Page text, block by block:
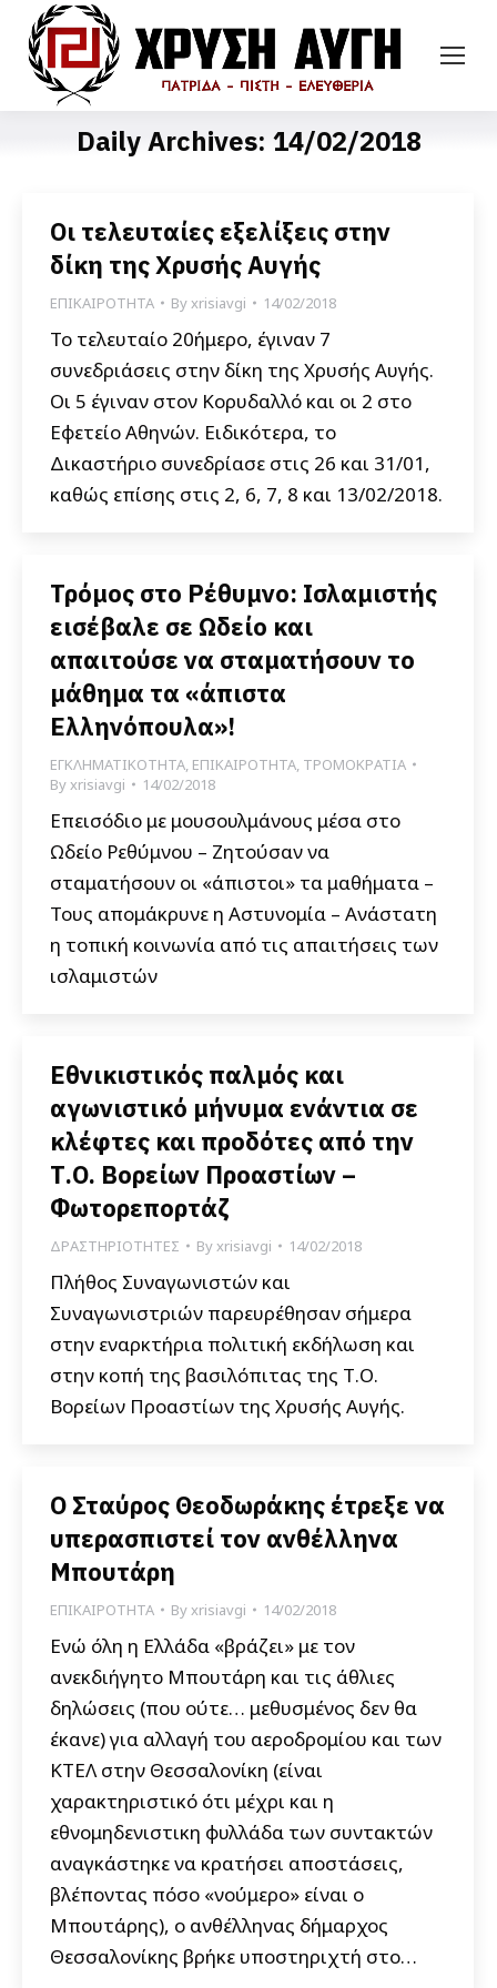
Daily Archives: 14/02/2018
Οι τελευταίες εξελίξεις στην
δίκη της Χρυσής Αυγής
ΕΠΙΚΑΙΡΟΤΗΤΑ Byxrisiavgi 14/02/2018
Το τελευταίο 20ήμερο, έγιναν 7
συνεδριάσεις στην δίκη της Χρυσής Αυγής.
Οι 5 έγιναν στον Κορυδαλλό και οι 2 στο
Εφετείο Αθηνών. Ειδικότερα, το
Δικαστήριο συνεδρίασε στις 26 και 31/01,
καθώς επίσης στις 2, 6, 7, 8 και 13/02/2018.
Τρόμος στο Ρέθυμνο: Ισλαμιστής
εισέβαλε σε Ωδείο και
απαιτούσε να σταματήσουν το
μάθημα τα «άπιστα
Ελληνόπουλα»!
ΕΓΚΛΗΜΑΤΙΚΟΤΗΤΑ, ΕΠΙΚΑΙΡΟΤΗΤΑ, ΤΡΟΜΟΚΡΑΤΙΑ
Byxrisiavgi 14/02/2018
Επεισόδιο με μουσουλμάνους μέσα στο
Ωδείο Ρεθύμνου – Ζητούσαν να
σταματήσουν οι «άπιστοι» τα μαθήματα –
Τους απομάκρυνε η Αστυνομία – Ανάστατη
η τοπική κοινωνία από τις απαιτήσεις των
ισλαμιστών
Εθνικιστικός παλμός και
αγωνιστικό μήνυμα ενάντια σε
κλέφτες και προδότες από την
Τ.Ο. Βορείων Προαστίων –
Φωτορεπορτάζ
ΔΡΑΣΤΗΡΙΟΤΗΤΕΣ Byxrisiavgi 14/02/2018
Πλήθος Συναγωνιστών και
Συναγωνιστριών παρευρέθησαν σήμερα
στην εναρκτήρια πολιτική εκδήλωση και
στην κοπή της βασιλόπιτας της Τ.Ο.
Βορείων Προαστίων της Χρυσής Αυγής.
Ο Σταύρος Θεοδωράκης έτρεξε να
υπερασπιστεί τον ανθέλληνα
Μπουτάρη
ΕΠΙΚΑΙΡΟΤΗΤΑ Byxrisiavgi 14/02/2018
Ενώ όλη η Ελλάδα «βράζει» με τον
ανεκδιήγητο Μπουτάρη και τις άθλιες
δηλώσεις (που ούτε… μεθυσμένος δεν θα
έκανε) για αλλαγή του αεροδρομίου και των
ΚΤΕΛ στην Θεσσαλονίκη (είναι
χαρακτηριστικό ότι μέχρι και η
εθνομηδενιστικη φυλλάδα των συντακτών
αναγκάστηκε να κρατήσει αποστάσεις,
βλέποντας πόσο «νούμερο» είναι ο
Μπουτάρης), ο ανθέλληνας δήμαρχος
Θεσσαλονίκης βρήκε υποστηριχτή στο…